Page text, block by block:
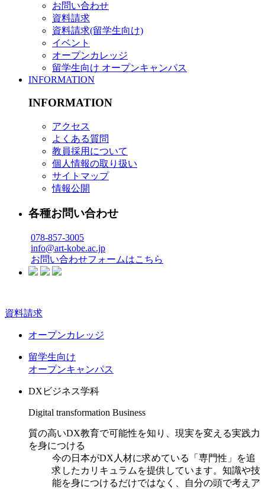
お問い合わせ
資料請求
資料請求(留学生向け)
イベント
オープンカレッジ
留学生向け オープンキャンパス
INFORMATION
INFORMATION
アクセス
よくある質問
教員採用について
個人情報の取り扱い
サイトマップ
情報公開
各種お問い合わせ
078-857-3005
info@art-kobe.ac.jp
お問い合わせフォームはこちら
資料請求
オープンカレッジ
留学生向け
オープンキャンパス
DXビジネス学科
Digital transformation Business
質の高いDX教育で可能性を知り、現実を変える実践力
を身につける
今の日本がDX人材に求めている「専門性」を追
求したカリキュラムを提供しています。知識や技
能を身につけるだけではなく、自分の頭で考えア